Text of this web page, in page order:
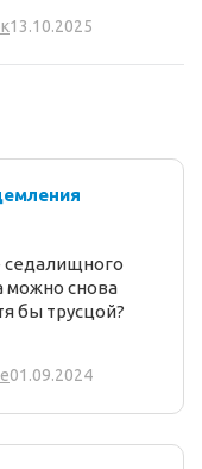
13.10.2025
седалищного
можно снова
бы трусцой?
01.09.2024